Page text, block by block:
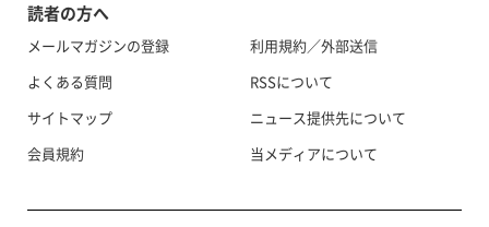
読者の方へ
メールマガジンの登録
よくある質問
サイトマップ
会員規約
利用規約／外部送信
RSSについて
ニュース提供先について
当メディアについて